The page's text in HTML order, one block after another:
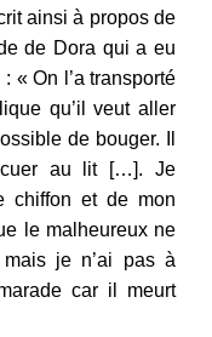
ainsi à propos de
de Dora qui a eu
« On l’a transporté
qu’il veut aller
de bouger. Il
au lit […]. Je
chiffon et de mon
le malheureux ne
je n’ai pas à
car il meurt